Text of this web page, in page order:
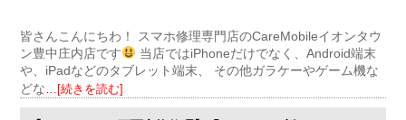
皆さんこんにちわ！ スマホ修理専門店のCareMobileイオンタウ
ン豊中庄内店です
当店ではiPhoneだけでなく、Android端末
や、iPadなどのタブレット端末、 その他ガラケーやゲーム機な
どな…[続きを読む]